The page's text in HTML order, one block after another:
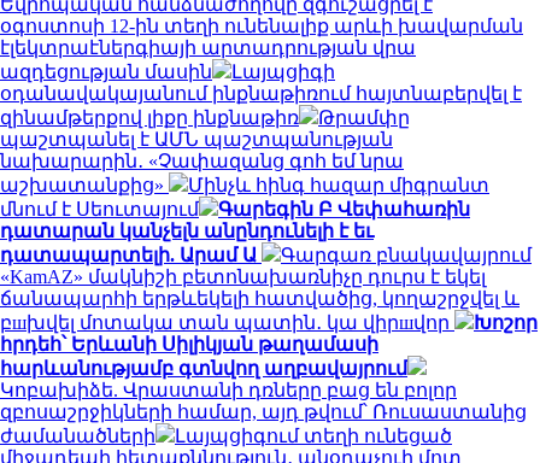
օգոստոսի 12-ին տեղի ունենալիք արևի խավարման
էլեկտրաէներգիայի արտադրության վրա
ազդեցության մասին
Լայպցիգի
օդանավակայանում ինքնաթիռում հայտնաբերվել է
զինամթերքով լիքը ինքնաթիռ
Թրամփը
պաշտպանել է ԱՄՆ պաշտպանության
նախարարին․ «Չափազանց գոհ եմ նրա
աշխատանքից»
Մինչև հինգ հազար միգրանտ
մնում է Սեուտայում
Գարեգին Բ Վեփահառին
դատարան կանչելն անընդունելի է եւ
դատապարտելի. Արամ Ա
Գարգառ բնակավայրում
«KamAZ» մակնիշի բետոնախառնիչը դուրս է եկել
ճանապարհի երթևեկելի հատվածից, կողաշրջվել և
բшխվել մոտակա տան պատին․ կա վիրшվոր
Խոշոր
հրդեհ՝ Երևանի Սիլիկյան թաղամասի
հարևանությամբ գտնվող աղբավայրում
Կոբախիձե. Վրաստանի դռները բաց են բոլոր
զբոսաշրջիկների համար, այդ թվում՝ Ռուսաստանից
ժամանածների
Լայպցիգում տեղի ունեցած
միջադեպի հետաքննություն․ անօդաչուի մոտ